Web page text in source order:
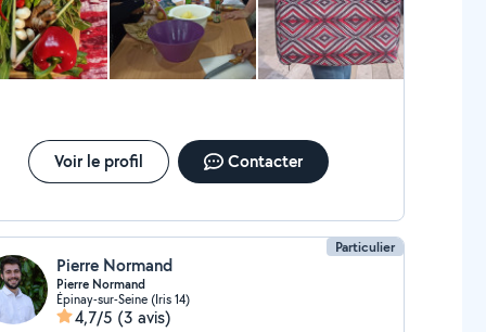
Voir le profil Contacter
Particulier
Pierre Normand
Pierre Normand
Épinay-sur-Seine (Iris 14)
4,7/5 (3 avis)